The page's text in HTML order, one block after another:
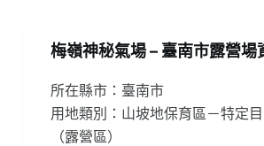
梅嶺神秘氣場 – 臺南市露營場
所在縣市：臺南市
用地類別：山坡地保育區－特定
（露營區）